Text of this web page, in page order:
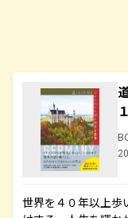
世界を４０年以上歩